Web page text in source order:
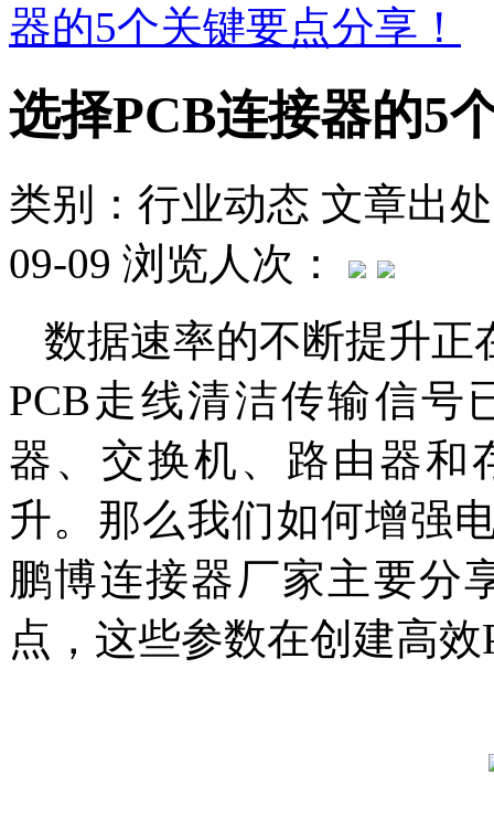
器的5个关键要点分享！
选择PCB连接器的5
类别：行业动态 文章出
09-09 浏览人次：
数据速率的不断提升正
PCB走线清洁传输信号
器、交换机、路由器和
升。那么我们如何增强
鹏博连接器厂家主要分
点，这些参数在创建高